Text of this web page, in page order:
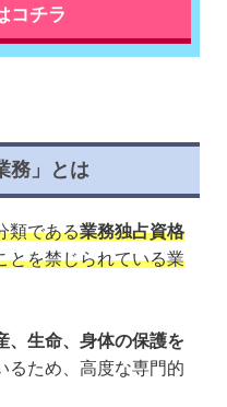
コチラ
務」とは
類である業務独占資格
とを禁じられている業
、生命、身体の保護を
るため、高度な専門的